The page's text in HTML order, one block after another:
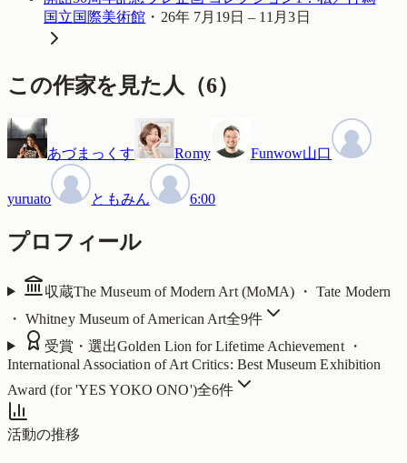
国立国際美術館 ・ 26年 7月19日 – 11月3日
この作家を見た人 （6）
あづまっくす Romy Funwow山口
yuruato ともみん 6:00
プロフィール
収蔵The Museum of Modern Art (MoMA) ・ Tate Modern
・ Whitney Museum of American Art全9件
受賞・選出Golden Lion for Lifetime Achievement ・
International Association of Art Critics: Best Museum Exhibition
Award (for 'YES YOKO ONO')全6件
活動の推移